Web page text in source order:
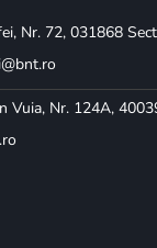
Nr. 72, 031868
Vuia, Nr. 124A,